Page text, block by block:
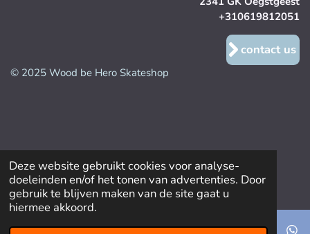
Deze website gebruikt cookies voor analyse-
doeleinden en/of het tonen van advertenties. Door
gebruik te blijven maken van de site gaat u
hiermee akkoord.
+310619812051
contact us
© 2025 Wood be Hero Skateshop